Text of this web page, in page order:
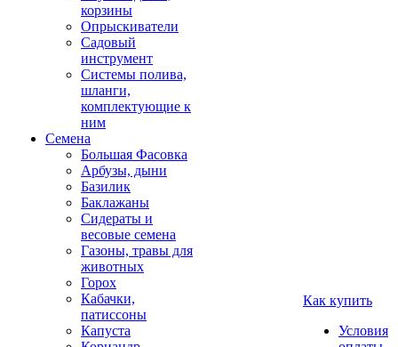
корзины
Опрыскиватели
Садовый
инструмент
Системы полива,
шланги,
комплектующие к
ним
Семена
Большая Фасовка
Арбузы, дыни
Базилик
Баклажаны
Сидераты и
весовые семена
Газоны, травы для
животных
Горох
Кабачки,
патиссоны
Капуста
Как купить
Условия